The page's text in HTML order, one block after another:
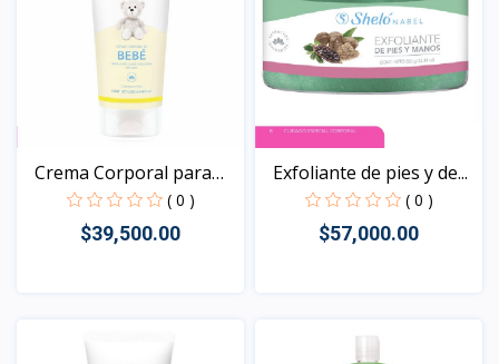
Crema Corporal para
Beb...
( 0 )
$39,500.00
Exfoliante de pies y de...
( 0 )
$57,000.00